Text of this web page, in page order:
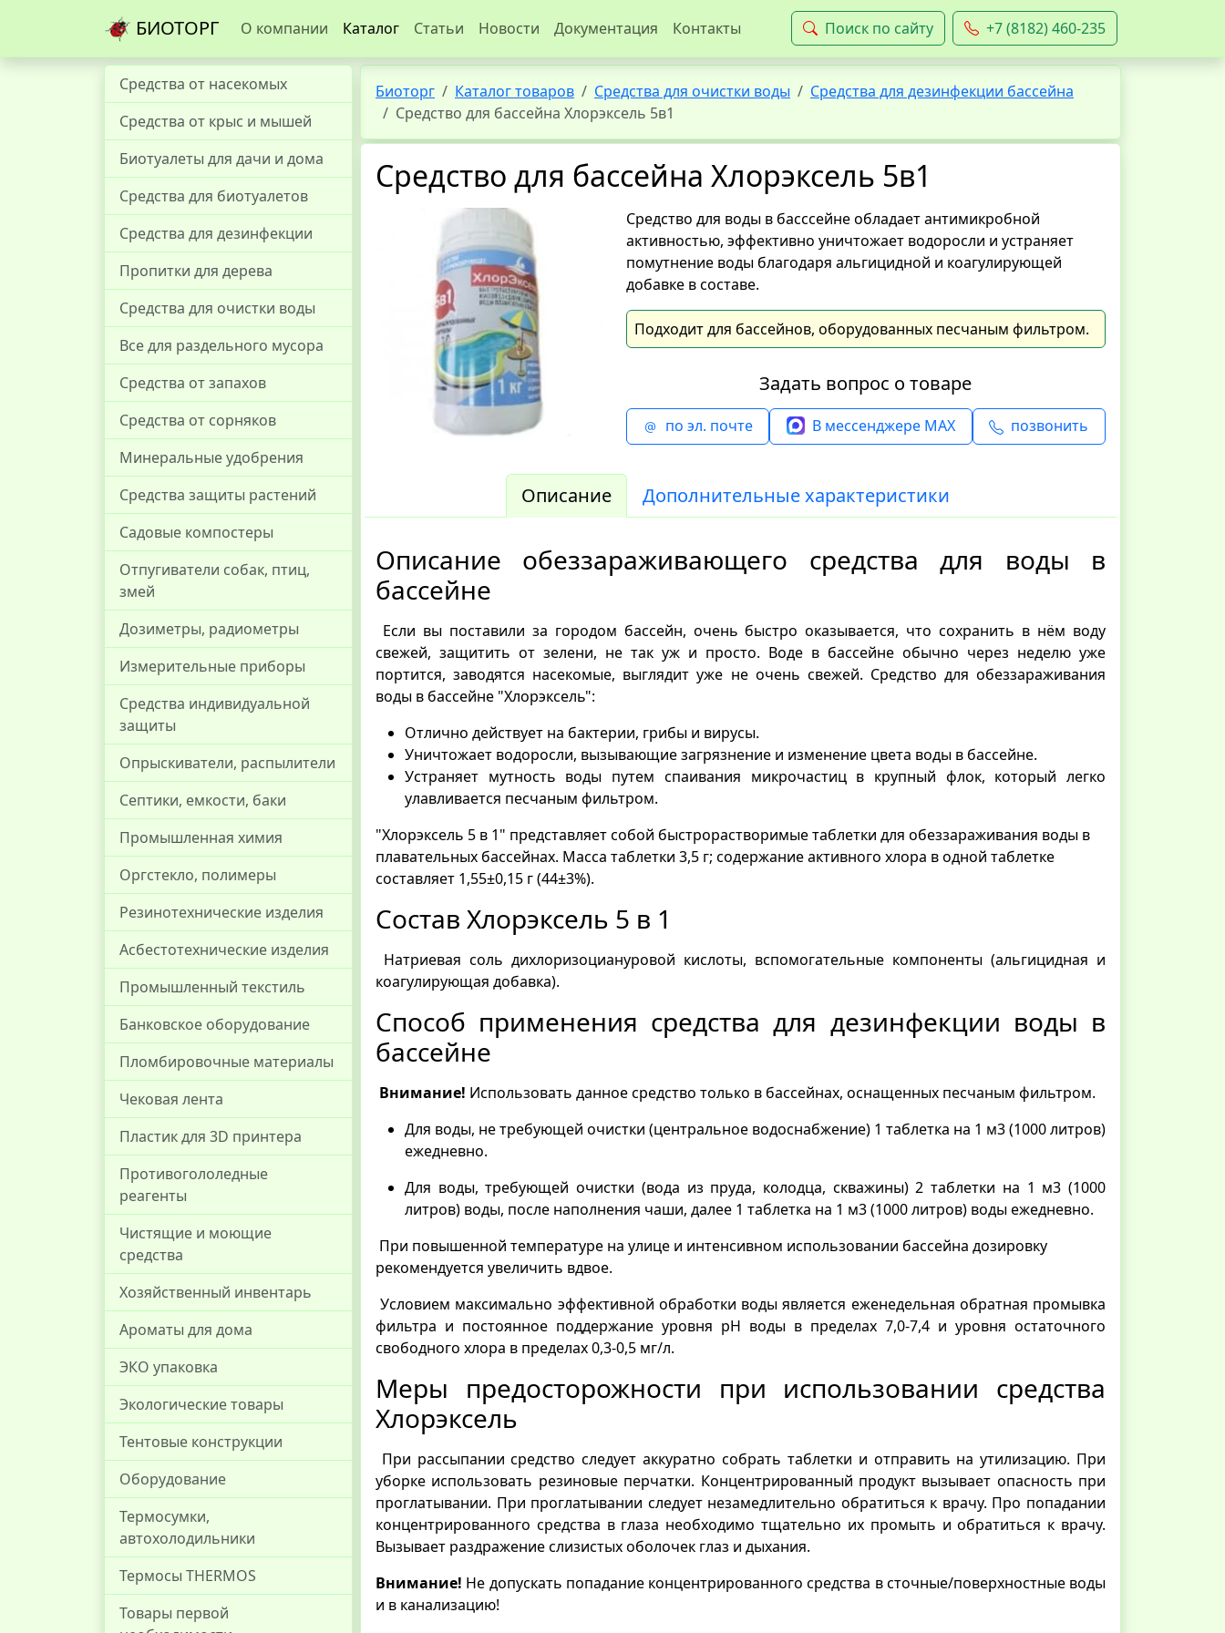
БИОТОРГ О компании Каталог Статьи Новости Документация Контакты Поиск по сайту +7 (8182) 460-235
Средства от насекомых
Средства от крыс и мышей
Биотуалеты для дачи и дома
Средства для биотуалетов
Средства для дезинфекции
Пропитки для дерева
Средства для очистки воды
Все для раздельного мусора
Средства от запахов
Средства от сорняков
Минеральные удобрения
Средства защиты растений
Садовые компостеры
Отпугиватели собак, птиц,
змей
Дозиметры, радиометры
Измерительные приборы
Средства индивидуальной
защиты
Опрыскиватели, распылители
Септики, емкости, баки
Промышленная химия
Оргстекло, полимеры
Резинотехнические изделия
Асбестотехнические изделия
Промышленный текстиль
Банковское оборудование
Пломбировочные материалы
Чековая лента
Пластик для 3D принтера
Противогололедные
реагенты
Чистящие и моющие
средства
Хозяйственный инвентарь
Ароматы для дома
ЭКО упаковка
Экологические товары
Тентовые конструкции
Оборудование
Термосумки,
автохолодильники
Термосы THERMOS
Товары первой
Биоторг Каталог товаров Средства для очистки воды
Средства для дезинфекции бассейна
Средство для бассейна Хлорэксель 5в1
Средство для бассейна Хлорэксель 5в1
Средство для воды в басссейне обладает антимикробной
активностью, эффективно уничтожает водоросли и устраняет
помутнение воды благодаря альгицидной и коагулирующей
добавке в составе.
Подходит для бассейнов, оборудованных песчаным фильтром.
Задать вопрос о товаре
по эл. почте В мессенджере MAX позвонить
Описание Дополнительные характеристики
Описание обеззараживающего средства для воды в
бассейне
Если вы поставили за городом бассейн, очень быстро оказывается, что сохранить в нём воду
свежей, защитить от зелени, не так уж и просто. Воде в бассейне обычно через неделю уже
портится, заводятся насекомые, выглядит уже не очень свежей. Средство для обеззараживания
воды в бассейне "Хлорэксель":
Отлично действует на бактерии, грибы и вирусы.
Уничтожает водоросли, вызывающие загрязнение и изменение цвета воды в бассейне.
Устраняет мутность воды путем спаивания микрочастиц в крупный флок, который легко
улавливается песчаным фильтром.
"Хлорэксель 5 в 1" представляет собой быстрорастворимые таблетки для обеззараживания воды в
плавательных бассейнах. Масса таблетки 3,5 г; содержание активного хлора в одной таблетке
составляет 1,55±0,15 г (44±3%).
Состав Хлорэксель 5 в 1
Натриевая соль дихлоризоциануровой кислоты, вспомогательные компоненты (альгицидная и
коагулирующая добавка).
Способ применения средства для дезинфекции воды в
бассейне
Внимание! Использовать данное средство только в бассейнах, оснащенных песчаным фильтром.
Для воды, не требующей очистки (центральное водоснабжение) 1 таблетка на 1 м3 (1000 литров)
ежедневно.
Для воды, требующей очистки (вода из пруда, колодца, скважины) 2 таблетки на 1 м3 (1000
литров) воды, после наполнения чаши, далее 1 таблетка на 1 м3 (1000 литров) воды ежедневно.
При повышенной температуре на улице и интенсивном использовании бассейна дозировку
рекомендуется увеличить вдвое.
Условием максимально эффективной обработки воды является еженедельная обратная промывка
фильтра и постоянное поддержание уровня рН воды в пределах 7,0-7,4 и уровня остаточного
свободного хлора в пределах 0,3-0,5 мг/л.
Меры предосторожности при использовании средства
Хлорэксель
При рассыпании средство следует аккуратно собрать таблетки и отправить на утилизацию. При
уборке использовать резиновые перчатки. Концентрированный продукт вызывает опасность при
проглатывании. При проглатывании следует незамедлительно обратиться к врачу. Про попадании
концентрированного средства в глаза необходимо тщательно их промыть и обратиться к врачу.
Вызывает раздражение слизистых оболочек глаз и дыхания.
Внимание! Не допускать попадание концентрированного средства в сточные/поверхностные воды
и в канализацию!